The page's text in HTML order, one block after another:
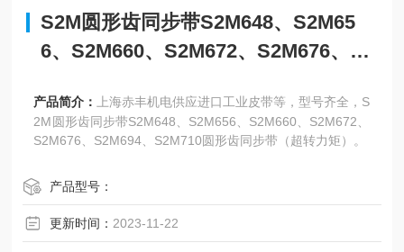
S2M圆形齿同步带S2M648、S2M65
6、S2M660、S2M672、S2M676、S2
产品简介：
上海赤丰机电供应进口工业皮带等，型号齐全，S
2M圆形齿同步带S2M648、S2M656、S2M660、S2M672、
S2M676、S2M694、S2M710圆形齿同步带（超转力矩）。
产品型号：
更新时间： 2023-11-22